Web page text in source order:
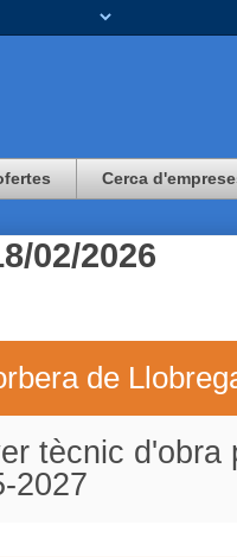
Cerca
02/2026
de
tècnic d'obra
2027